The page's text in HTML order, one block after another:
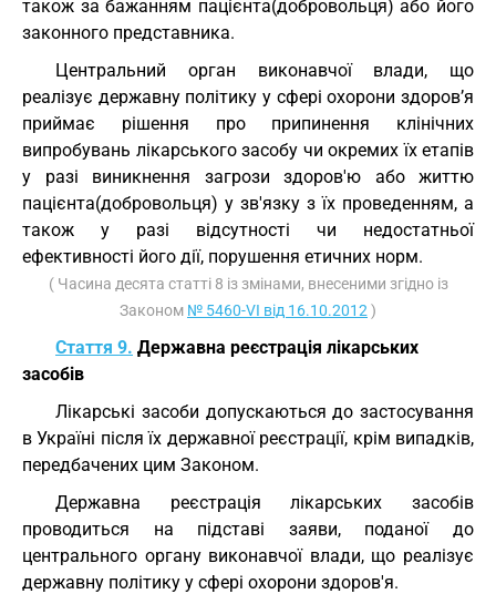
також за бажанням пацієнта(добровольця) або його
законного представника.
Центральний орган виконавчої влади, що
реалізує державну політику у сфері охорони здоров’я
приймає рішення про припинення клінічних
випробувань лікарського засобу чи окремих їх етапів
у разі виникнення загрози здоров'ю або життю
пацієнта(добровольця) у зв'язку з їх проведенням, а
також у разі відсутності чи недостатньої
ефективності його дії, порушення етичних норм.
( Часина десята статті 8 із змінами, внесеними згідно із
Законом № 5460-VI від 16.10.2012 )
Стаття 9. Державна реєстрація лікарських
засобів
Лікарські засоби допускаються до застосування
в Україні після їх державної реєстрації, крім випадків,
передбачених цим Законом.
Державна реєстрація лікарських засобів
проводиться на підставі заяви, поданої до
центрального органу виконавчої влади, що реалізує
державну політику у сфері охорони здоров'я.